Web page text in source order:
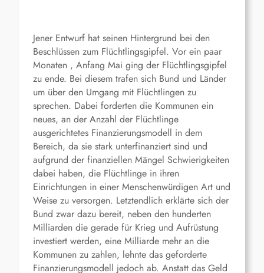
Jener Entwurf hat seinen Hintergrund bei den
Beschlüssen zum Flüchtlingsgipfel. Vor ein paar
Monaten , Anfang Mai ging der Flüchtlingsgipfel
zu ende. Bei diesem trafen sich Bund und Länder
um über den Umgang mit Flüchtlingen zu
sprechen. Dabei forderten die Kommunen ein
neues, an der Anzahl der Flüchtlinge
ausgerichtetes Finanzierungsmodell in dem
Bereich, da sie stark unterfinanziert sind und
aufgrund der finanziellen Mängel Schwierigkeiten
dabei haben, die Flüchtlinge in ihren
Einrichtungen in einer Menschenwürdigen Art und
Weise zu versorgen. Letztendlich erklärte sich der
Bund zwar dazu bereit, neben den hunderten
Milliarden die gerade für Krieg und Aufrüstung
investiert werden, eine Milliarde mehr an die
Kommunen zu zahlen, lehnte das geforderte
Finanzierungsmodell jedoch ab. Anstatt das Geld